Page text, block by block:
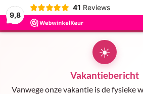
9,8
41 Reviews
☀
Vakantiebericht
Vanwege onze vakantie is de fysieke